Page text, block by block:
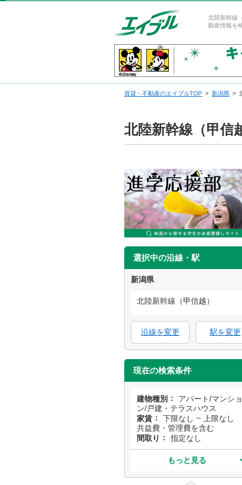
北陸新幹線
動産情報を
賃貸・不動産のエイブルTOP 新潟県
北陸新幹線（甲信
選択中の沿線・駅
新潟県
北陸新幹線（甲信越）
沿線を変更 駅を変更
現在の検索条件
建物種別
アパート/マンショ
ン/戸建・テラスハウス
家賃
下限なし ~ 上限なし
共益費・管理費を含む
間取り
指定なし
もっと見る